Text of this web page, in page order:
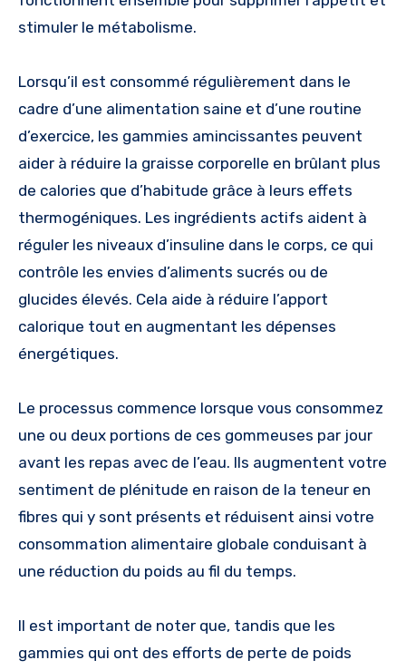
stimuler le métabolisme.
Lorsqu’il est consommé régulièrement dans le
cadre d’une alimentation saine et d’une routine
d’exercice, les gammies amincissantes peuvent
aider à réduire la graisse corporelle en brûlant plus
de calories que d’habitude grâce à leurs effets
thermogéniques. Les ingrédients actifs aident à
réguler les niveaux d’insuline dans le corps, ce qui
contrôle les envies d’aliments sucrés ou de
glucides élevés. Cela aide à réduire l’apport
calorique tout en augmentant les dépenses
énergétiques.
Le processus commence lorsque vous consommez
une ou deux portions de ces gommeuses par jour
avant les repas avec de l’eau. Ils augmentent votre
sentiment de plénitude en raison de la teneur en
fibres qui y sont présents et réduisent ainsi votre
consommation alimentaire globale conduisant à
une réduction du poids au fil du temps.
Il est important de noter que, tandis que les
gammies qui ont des efforts de perte de poids